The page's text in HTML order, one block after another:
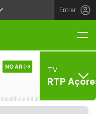
Entrar
NO AR TV
RTP